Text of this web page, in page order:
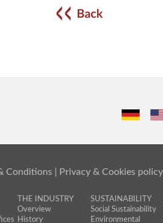
Conditions Privacy & Cookies policy
THE INDUSTRY
Overview
History
SUSTAINABILITY
Social Sustainability
Environmental